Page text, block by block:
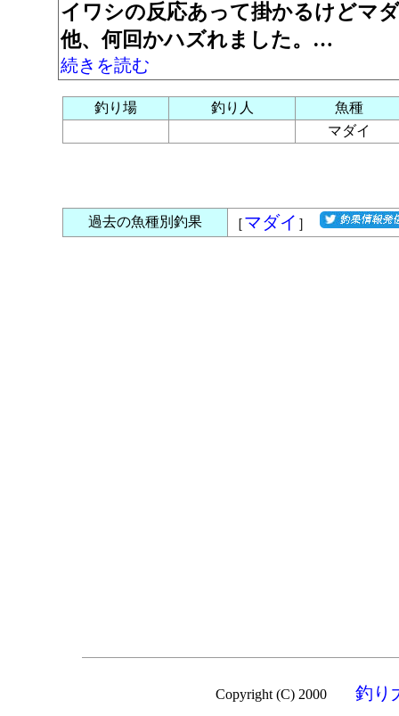
イワシの反応あって掛かるけどマ
他、何回かハズれました。…
続きを読む
釣り場 釣り人
魚種
マダイ
過去の魚種別釣果 ［マダイ ］
Copyright (C) 2000 釣り